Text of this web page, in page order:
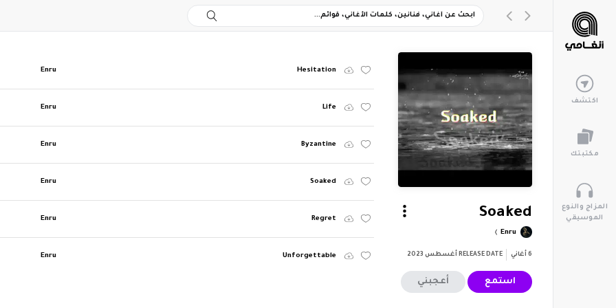
اكتشف
مكتبتك
المزاج والنوع
الموسيقي
Soaked
Enru
6 أغاني RELEASE DATE أغسطس 2023
استمع أعجبني
Hesitation
Enru
Life
Enru
Byzantine
Enru
Soaked
Enru
Regret
Enru
Unforgettable
Enru